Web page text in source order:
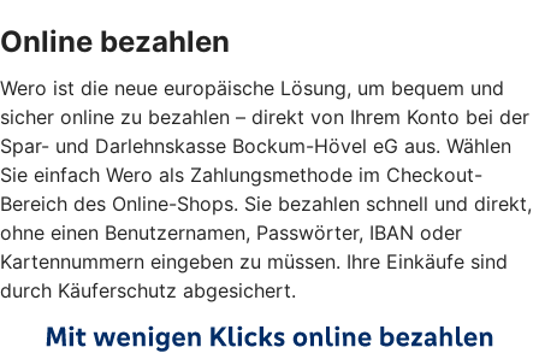
Online bezahlen
Wero ist die neue europäische Lösung, um bequem und
sicher online zu bezahlen – direkt von Ihrem Konto bei der
Spar- und Darlehnskasse Bockum-Hövel eG aus. Wählen
Sie einfach Wero als Zahlungsmethode im Checkout-
Bereich des Online-Shops. Sie bezahlen schnell und direkt,
ohne einen Benutzernamen, Passwörter, IBAN oder
Kartennummern eingeben zu müssen. Ihre Einkäufe sind
durch Käuferschutz abgesichert.